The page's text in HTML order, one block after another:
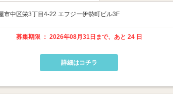
市中区栄3丁目4-22 エフジー伊勢町ビル3F
募集期限 ： 2026年08月31日まで、あと 24 日
詳細はコチラ